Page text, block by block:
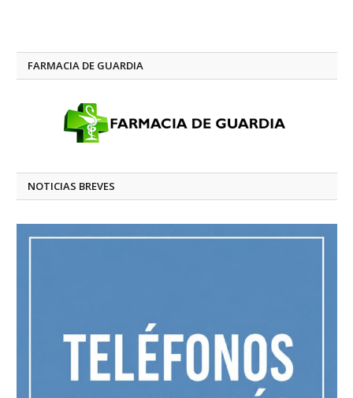
FARMACIA DE GUARDIA
NOTICIAS BREVES